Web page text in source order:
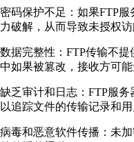
密码保护不足：如果FTP
力破解，从而导致未授权访
数据完整性：FTP传输不
中如果被篡改，接收方可能
缺乏审计和日志：FTP服
以追踪文件的传输记录和用
病毒和恶意软件传播：未